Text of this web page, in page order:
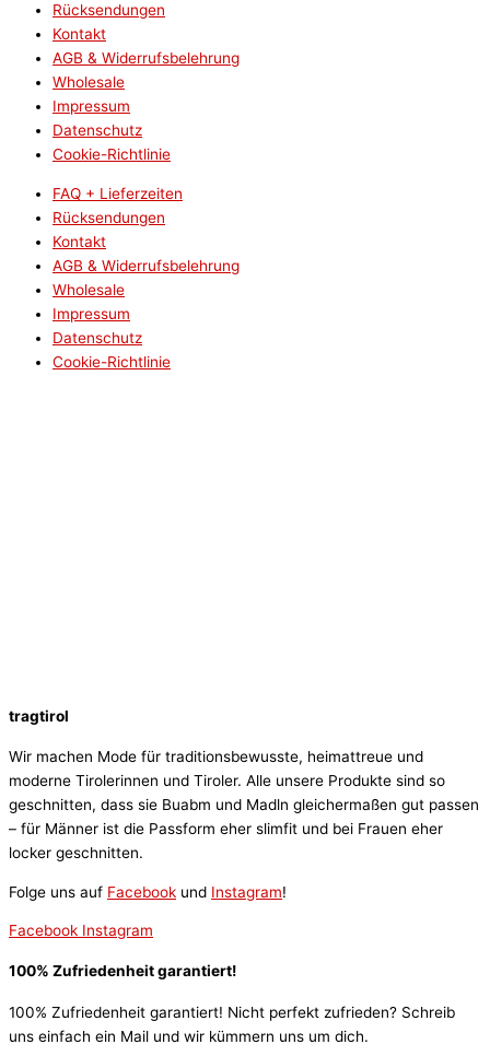
Rücksendungen
Kontakt
AGB & Widerrufsbelehrung
Wholesale
Impressum
Datenschutz
Cookie-Richtlinie
FAQ + Lieferzeiten
Rücksendungen
Kontakt
AGB & Widerrufsbelehrung
Wholesale
Impressum
Datenschutz
Cookie-Richtlinie
tragtirol
Wir machen Mode für traditionsbewusste, heimattreue und
moderne Tirolerinnen und Tiroler. Alle unsere Produkte sind so
geschnitten, dass sie Buabm und Madln gleichermaßen gut passen
– für Männer ist die Passform eher slimfit und bei Frauen eher
locker geschnitten.
Folge uns auf Facebook und Instagram!
Facebook Instagram
100% Zufriedenheit garantiert!
100% Zufriedenheit garantiert! Nicht perfekt zufrieden? Schreib
uns einfach ein Mail und wir kümmern uns um dich.